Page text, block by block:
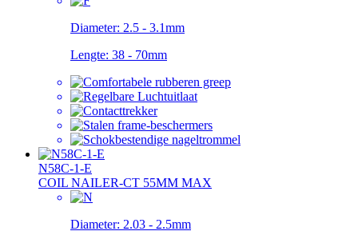
Diameter: 2.5 - 3.1mm
Lengte: 38 - 70mm
N58C-1-E
COIL NAILER-CT 55MM MAX
Diameter: 2.03 - 2.5mm